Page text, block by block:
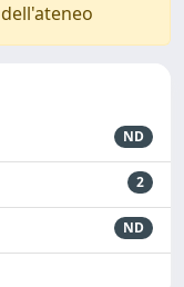
ND
2
ND